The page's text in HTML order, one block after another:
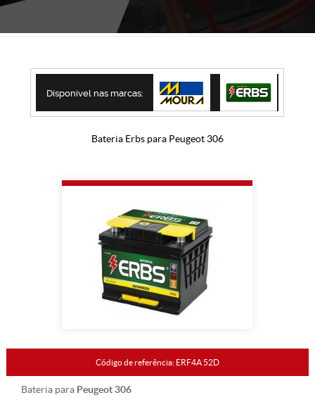
Disponível nas marcas:
Bateria Erbs para Peugeot 306
Código de referência: ERF4A 52D
Bateria para Peugeot 306